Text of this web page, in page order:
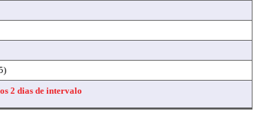
2 dias de intervalo